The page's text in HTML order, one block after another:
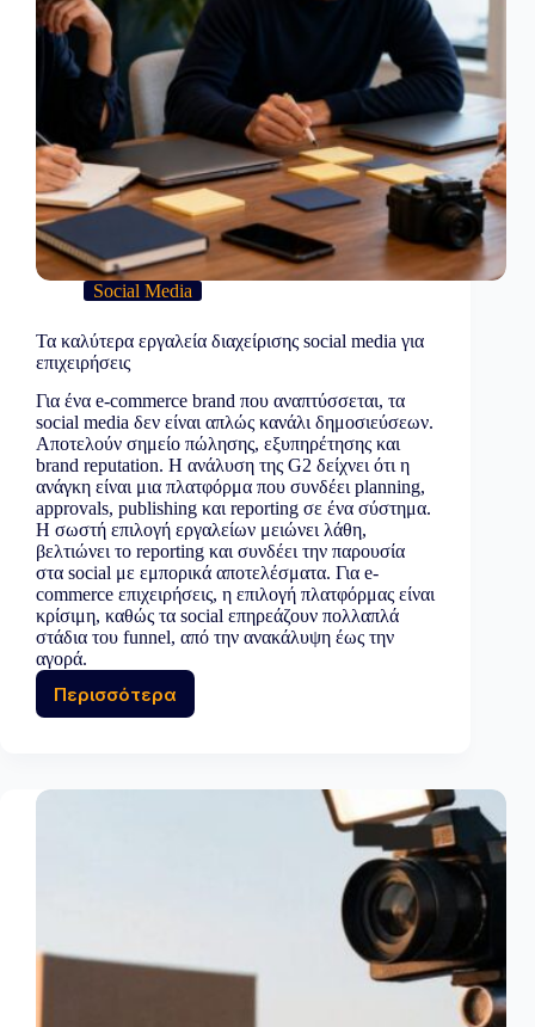
Social Media
Τα καλύτερα εργαλεία διαχείρισης social media για
επιχειρήσεις
Για ένα e-commerce brand που αναπτύσσεται, τα
social media δεν είναι απλώς κανάλι δημοσιεύσεων.
Αποτελούν σημείο πώλησης, εξυπηρέτησης και
brand reputation. Η ανάλυση της G2 δείχνει ότι η
ανάγκη είναι μια πλατφόρμα που συνδέει planning,
approvals, publishing και reporting σε ένα σύστημα.
Η σωστή επιλογή εργαλείων μειώνει λάθη,
βελτιώνει το reporting και συνδέει την παρουσία
στα social με εμπορικά αποτελέσματα. Για e-
commerce επιχειρήσεις, η επιλογή πλατφόρμας είναι
κρίσιμη, καθώς τα social επηρεάζουν πολλαπλά
στάδια του funnel, από την ανακάλυψη έως την
αγορά.
Περισσότερα
Τα
social